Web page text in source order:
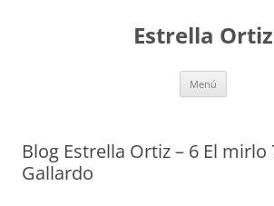
Estrella Ortiz
Menú
Blog Estrella Ortiz – 6 El mirlo
Gallardo